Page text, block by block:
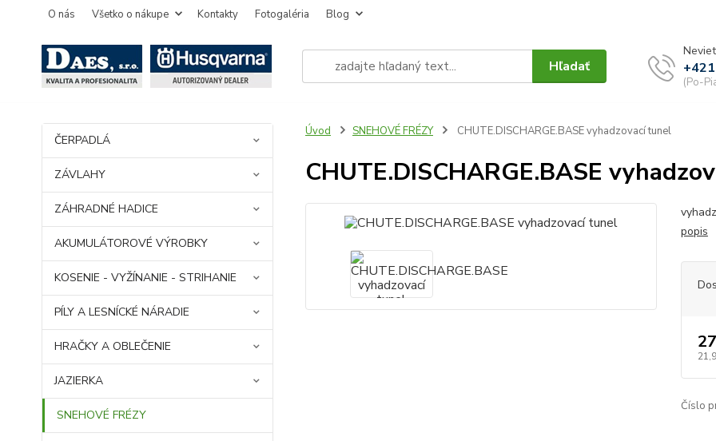
O nás Všetko o nákupe Kontakty Fotogaléria Blog
Hľadať
(Po-
ČERPADLÁ
ZÁVLAHY
ZÁHRADNÉ HADICE
AKUMULÁTOROVÉ VÝROBKY
KOSENIE - VYŽÍNANIE - STRIHANIE
PÍLY A LESNÍCKÉ NÁRADIE
HRAČKY A OBLEČENIE
JAZIERKA
SNEHOVÉ FRÉZY
Úvod SNEHOVÉ FRÉZY CHUTE.DISCHARGE.BASE vyhadzovací tunel
CHUTE.DISCHARGE.BASE
popis
Číslo